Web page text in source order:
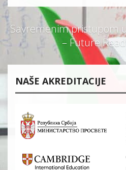
Savremenim pristupom
– Future
NAŠE AKREDITACIJE